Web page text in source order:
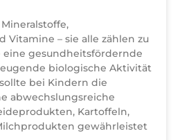
Vitamine – sie alle zählen zu
gesundheitsfördernde
biologische Aktivität
bei Kindern die
abwechslungsreiche
Kartoffeln,
gewährleistet